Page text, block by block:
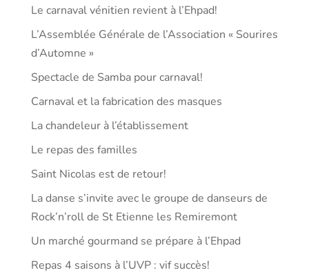
Le carnaval vénitien revient à l’Ehpad!
L’Assemblée Générale de l’Association « Sourires
d’Automne »
Spectacle de Samba pour carnaval!
Carnaval et la fabrication des masques
La chandeleur à l’établissement
Le repas des familles
Saint Nicolas est de retour!
La danse s’invite avec le groupe de danseurs de
Rock’n’roll de St Etienne les Remiremont
Un marché gourmand se prépare à l’Ehpad
Repas 4 saisons à l’UVP : vif succès!